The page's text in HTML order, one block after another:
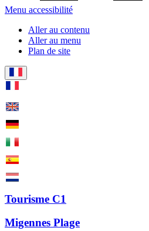
Menu accessibilité
Aller au contenu
Aller au menu
Plan de site
Tourisme C1
Migennes Plage